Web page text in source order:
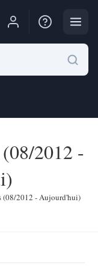
2012 -
(08/2012 - Aujourd'hui)